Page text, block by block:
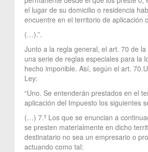
el lugar de su domicilio o residencia
encuentre en el territorio de aplicación
(…).”.
Junto a la regla general, el art. 70 de
una serie de reglas especiales para la
hecho imponible. Así, según el art.
Ley:
“Uno. Se entenderán prestados en el
aplicación del Impuesto los siguientes
(…) 7.º Los que se enuncian a
se presten materialmente en dicho
destinatario no sea un empresario o
actuando como tal: